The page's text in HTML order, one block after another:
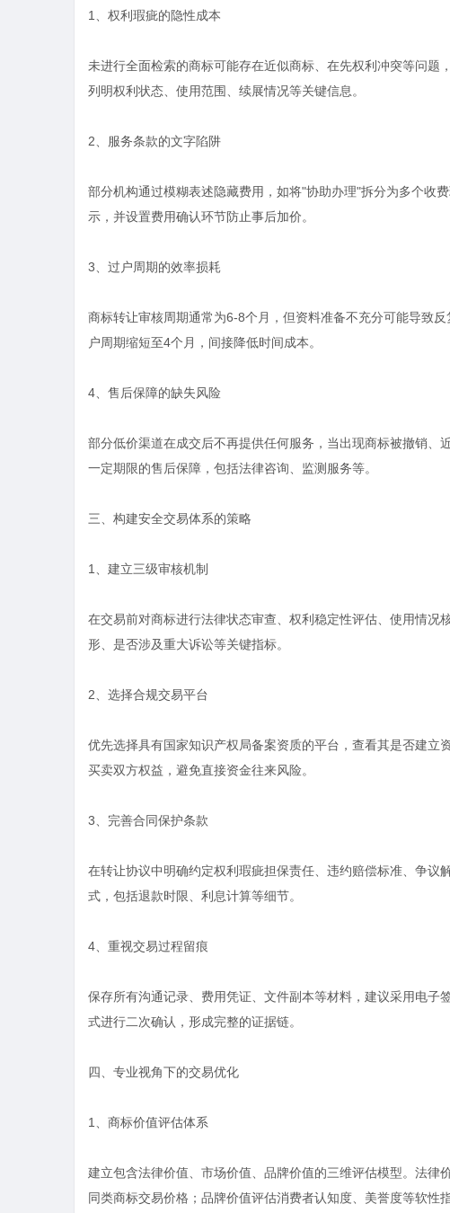
1、权利瑕疵的隐性成本
未进行全面检索的商标可能存在近似商标、在先权利冲突等问
列明权利状态、使用范围、续展情况等关键信息。
2、服务条款的文字陷阱
部分机构通过模糊表述隐藏费用，如将"协助办理"拆分为多个收
示，并设置费用确认环节防止事后加价。
3、过户周期的效率损耗
商标转让审核周期通常为6-8个月，但资料准备不充分可能导致
户周期缩短至4个月，间接降低时间成本。
4、售后保障的缺失风险
部分低价渠道在成交后不再提供任何服务，当出现商标被撤销
一定期限的售后保障，包括法律咨询、监测服务等。
三、构建安全交易体系的策略
1、建立三级审核机制
在交易前对商标进行法律状态审查、权利稳定性评估、使用情
形、是否涉及重大诉讼等关键指标。
2、选择合规交易平台
优先选择具有国家知识产权局备案资质的平台，查看其是否建
买卖双方权益，避免直接资金往来风险。
3、完善合同保护条款
在转让协议中明确约定权利瑕疵担保责任、违约赔偿标准、争
式，包括退款时限、利息计算等细节。
4、重视交易过程留痕
保存所有沟通记录、费用凭证、文件副本等材料，建议采用电
式进行二次确认，形成完整的证据链。
四、专业视角下的交易优化
1、商标价值评估体系
建立包含法律价值、市场价值、品牌价值的三维评估模型。法
同类商标交易价格；品牌价值评估消费者认知度、美誉度等软性指